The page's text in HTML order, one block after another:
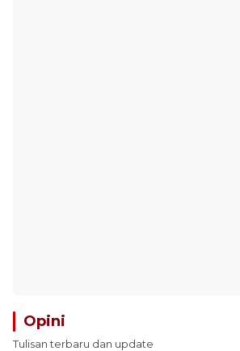
Opini
Tulisan terbaru dan update